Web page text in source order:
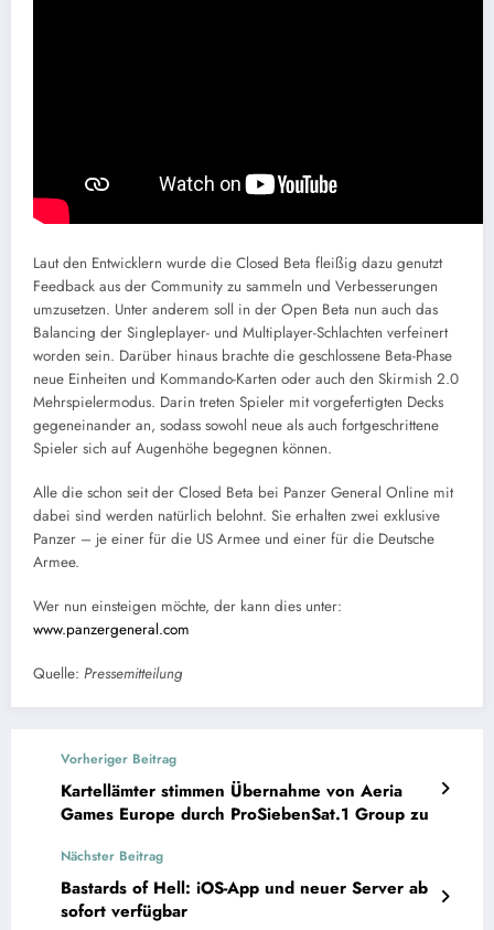
Laut den Entwicklern wurde die Closed Beta fleißig dazu genutzt
Feedback aus der Community zu sammeln und Verbesserungen
umzusetzen. Unter anderem soll in der Open Beta nun auch das
Balancing der Singleplayer- und Multiplayer-Schlachten verfeinert
worden sein. Darüber hinaus brachte die geschlossene Beta-Phase
neue Einheiten und Kommando-Karten oder auch den Skirmish 2.0
Mehrspielermodus. Darin treten Spieler mit vorgefertigten Decks
gegeneinander an, sodass sowohl neue als auch fortgeschrittene
Spieler sich auf Augenhöhe begegnen können.
Alle die schon seit der Closed Beta bei Panzer General Online mit
dabei sind werden natürlich belohnt. Sie erhalten zwei exklusive
Panzer – je einer für die US Armee und einer für die Deutsche
Armee.
Wer nun einsteigen möchte, der kann dies unter:
www.panzergeneral.com
Quelle: Pressemitteilung
Vorheriger Beitrag
Kartellämter stimmen Übernahme von Aeria
Games Europe durch ProSiebenSat.1 Group zu
Nächster Beitrag
Bastards of Hell: iOS-App und neuer Server ab
sofort verfügbar